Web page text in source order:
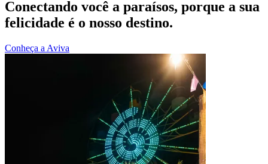
Conectando você a paraísos, porque a sua
felicidade é o nosso destino.
Conheça a Aviva